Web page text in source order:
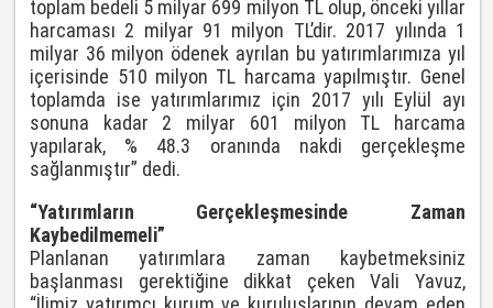
toplam bedeli 5 milyar 699 milyon TL olup, önceki yıllar
harcaması 2 milyar 91 milyon TL’dir. 2017 yılında 1
milyar 36 milyon ödenek ayrılan bu yatırımlarımıza yıl
içerisinde 510 milyon TL harcama yapılmıştır. Genel
toplamda ise yatırımlarımız için 2017 yılı Eylül ayı
sonuna kadar 2 milyar 601 milyon TL harcama
yapılarak, % 48.3 oranında nakdi gerçekleşme
sağlanmıştır” dedi.
“Yatırımların Gerçekleşmesinde Zaman
Kaybedilmemeli”
Planlanan yatırımlara zaman kaybetmeksiniz
başlanması gerektiğine dikkat çeken Vali Yavuz,